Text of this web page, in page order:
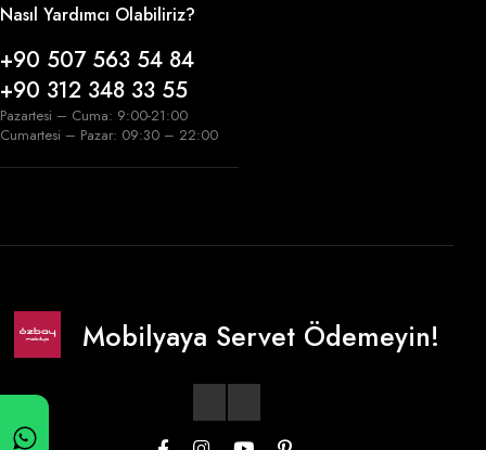
Nasıl Yardımcı Olabiliriz?
+90 507 563 54 84
+90 312 348 33 55
Pazartesi – Cuma: 9:00-21:00
Cumartesi – Pazar: 09:30 – 22:00
Mobilyaya Servet Ödemeyin!